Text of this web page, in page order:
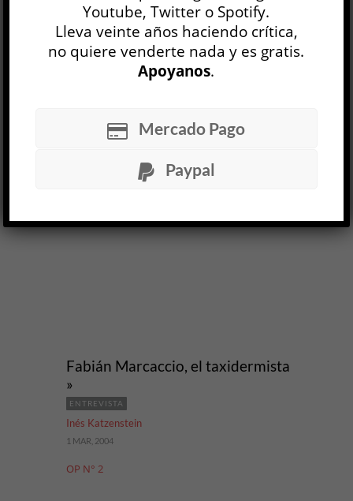
OP N° 12
Fabián Marcaccio, el taxidermista
»
ENTREVISTA
Inés Katzenstein
1 MAR, 2004
OP N° 2
Youtube, Twitter o Spotify.
Lleva veinte años haciendo crítica,
no quiere venderte nada y es gratis.
Apoyanos.
Mercado Pago
Paypal